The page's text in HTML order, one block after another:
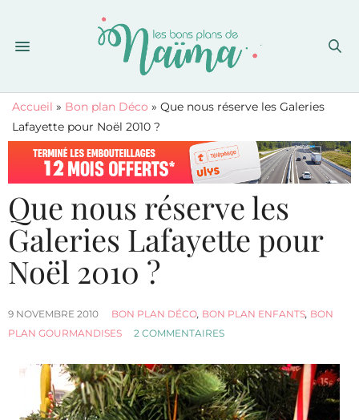
Accueil » Bon plan Déco » Que nous réserve les Galeries
Lafayette pour Noël 2010 ?
Que nous réserve les
Galeries Lafayette pour
Noël 2010 ?
9 NOVEMBRE 2010 BON PLAN DÉCO, BON PLAN ENFANTS, BON
PLAN GOURMANDISES
2 COMMENTAIRES